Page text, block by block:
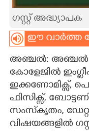
ASTRO
CARTOONS
LITERATURE
ഗസ്റ്റ് അദ്ധ്യാപക
ഈ വാർത്ത
അഞ്ചൽ:
കോളേജിൽ
ഇക്കണോമിക്സ്,
ഫിസിക്സ്,
സംസ്കൃതം,
വിഷയങ്ങളിൽ